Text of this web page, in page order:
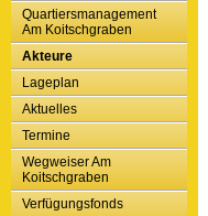
Quartiersmanagement
Am Koitschgraben
Akteure
Lageplan
Aktuelles
Termine
Wegweiser Am
Koitschgraben
Verfügungsfonds